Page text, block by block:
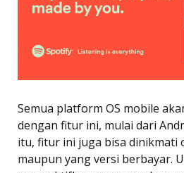
Semua platform OS mobile
dengan fitur ini, mulai dari
itu, fitur ini juga bisa dinikmati
maupun yang versi berbayar.